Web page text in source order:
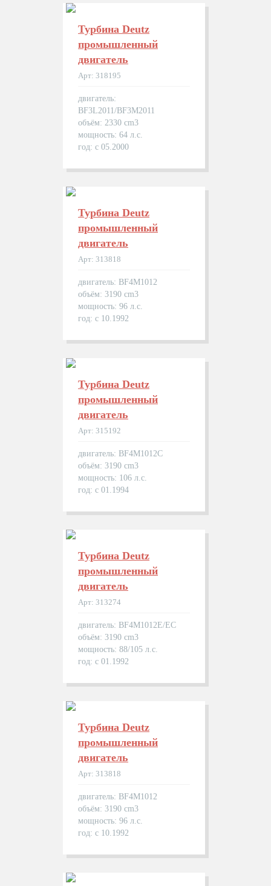
Турбина Deutz
промышленный
двигатель
Арт: 318195
двигатель:
BF3L2011/BF3M2011
объём: 2330 cm3
мощность: 64 л.с.
год: с 05.2000
Турбина Deutz
промышленный
двигатель
Арт: 313818
двигатель: BF4M1012
объём: 3190 cm3
мощность: 96 л.с.
год: с 10.1992
Турбина Deutz
промышленный
двигатель
Арт: 315192
двигатель: BF4M1012C
объём: 3190 cm3
мощность: 106 л.с.
год: с 01.1994
Турбина Deutz
промышленный
двигатель
Арт: 313274
двигатель: BF4M1012E/EC
объём: 3190 cm3
мощность: 88/105 л.с.
год: с 01.1992
Турбина Deutz
промышленный
двигатель
Арт: 313818
двигатель: BF4M1012
объём: 3190 cm3
мощность: 96 л.с.
год: с 10.1992